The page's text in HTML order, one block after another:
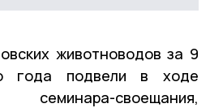
животноводов за 9
года подвели в ходе
своещания,